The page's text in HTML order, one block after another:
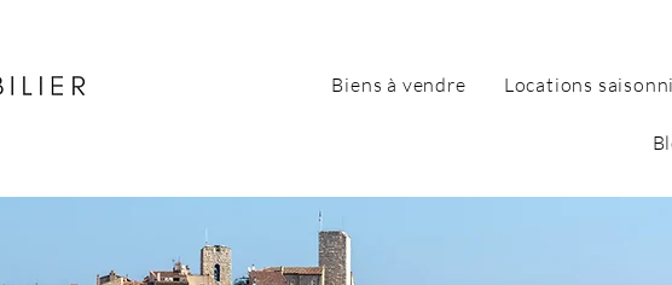
Biens à vendre Locations